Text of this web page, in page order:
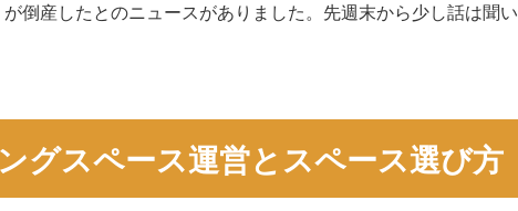
倒産したとのニュースがありました。先週末から少し話は聞
グスペース運営とスペース選び方